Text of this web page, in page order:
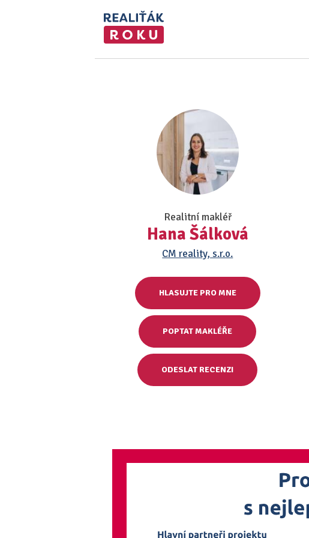
Realitní makléř
Hana Šálková
CM reality, s.r.o.
HLASUJTE PRO MNE
POPTAT MAKLÉŘE
ODESLAT RECENZI